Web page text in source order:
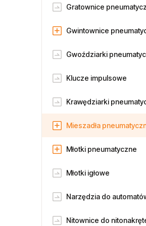
Gratownice
Gwintownice
Gwoździarki
Klucze impulsowe
Krawędziarki
Mieszadła
Młotki pneumatyczne
Młotki igłowe
Narzędzia do
Nitownice do